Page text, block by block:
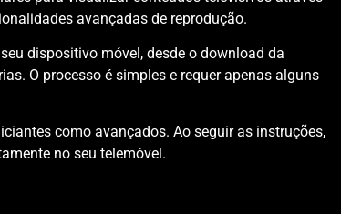
avançadas de reprodução.
dispositivo móvel, desde o download da
O processo é simples e requer apenas alguns
como avançados. Ao seguir as instruções,
no seu telemóvel.